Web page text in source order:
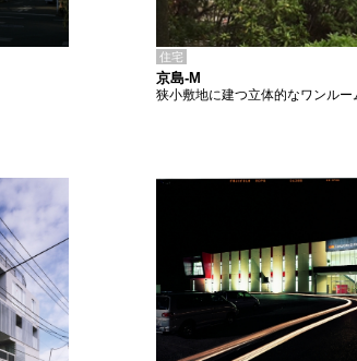
住宅
京島-M
狭小敷地に建つ立体的なワンルー